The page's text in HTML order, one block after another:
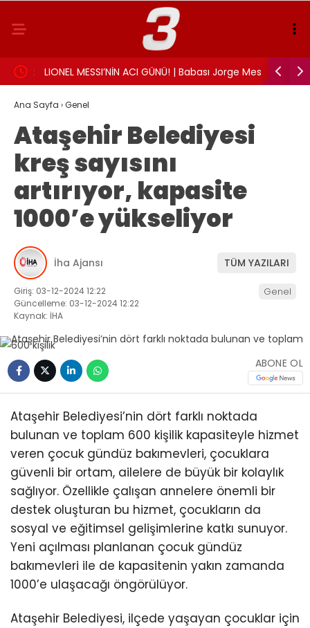
LIONEL MESSI’NİN ACI GÜNÜ! | Babası Jorge Messi
hayatını kaybetti
Ana Sayfa ›Genel
Ataşehir Belediyesi
kreş sayısını
artırıyor, kapasite
1000’e yükseliyor
İha Ajansı TÜM YAZILARI
Giriş: 03-12-2024 12:22
Güncelleme: 03-12-2024 12:22
Kaynak: İHA
Genel
ABONE OL
Ataşehir Belediyesi’nin dört farklı noktada
bulunan ve toplam 600 kişilik kapasiteyle hizmet
veren çocuk gündüz bakımevleri, çocuklara
güvenli bir ortam, ailelere de büyük bir kolaylık
sağlıyor. Özellikle çalışan annelere önemli bir
destek oluşturan bu hizmet, çocukların da
sosyal ve eğitimsel gelişimlerine katkı sunuyor.
Yeni açılması planlanan çocuk gündüz
bakımevleri ile de kapasitenin yakın zamanda
1000’e ulaşacağı öngörülüyor.
Ataşehir Belediyesi, ilçede yaşayan çocuklar için